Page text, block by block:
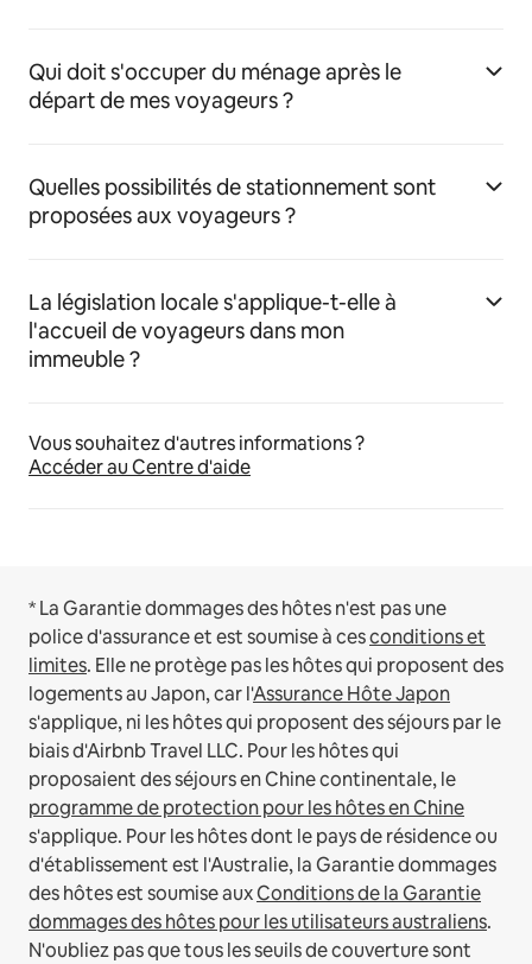
Qui doit s'occuper du ménage après le
départ de mes voyageurs ?
Quelles possibilités de stationnement sont
proposées aux voyageurs ?
La législation locale s'applique-t-elle à
l'accueil de voyageurs dans mon
immeuble ?
Vous souhaitez d'autres informations ?
Accéder au Centre d'aide
* La Garantie dommages des hôtes n'est pas une
police d'assurance et est soumise à cesconditions et
limites. Elle ne protège pas les hôtes qui proposent des
logements au Japon, car l'Assurance Hôte Japon
s'applique, ni les hôtes qui proposent des séjours par le
biais d'Airbnb Travel LLC. Pour les hôtes qui
proposaient des séjours en Chine continentale, le
programme de protection pour les hôtes en Chine
s'applique. Pour les hôtes dont le pays de résidence ou
d'établissement est l'Australie, la Garantie dommages
des hôtes est soumise auxConditions de la Garantie
dommages des hôtes pour les utilisateurs australiens.
N'oubliez pas que tous les seuils de couverture sont